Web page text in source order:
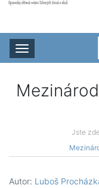
Rozbalit
Jste
Autor: Luboš